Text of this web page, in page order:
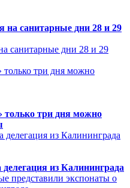
на санитарные дни 28 и 29
санитарные дни 28 и 29
только три дня можно
из Калининграда